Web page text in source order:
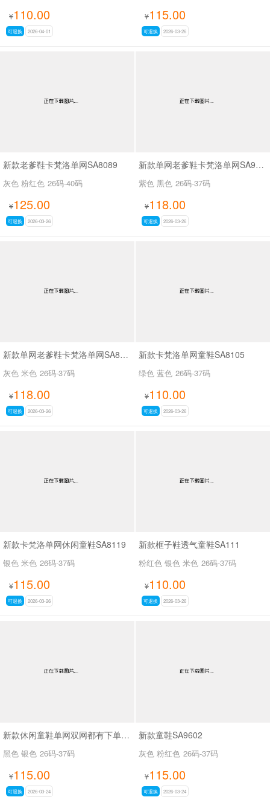
¥110.00
可退换 2026-04-01
¥115.00
可退换 2026-03-26
新款老爹鞋卡梵洛单网SA8089
灰色 粉红色 26码-40码
¥125.00
可退换 2026-03-26
新款单网老爹鞋卡梵洛单网SA9029
紫色 黑色 26码-37码
¥118.00
可退换 2026-03-26
新款单网老爹鞋卡梵洛单网SA8117
灰色 米色 26码-37码
¥118.00
可退换 2026-03-26
新款卡梵洛单网童鞋SA8105
绿色 蓝色 26码-37码
¥110.00
可退换 2026-03-26
新款卡梵洛单网休闲童鞋SA8119
银色 米色 26码-37码
¥115.00
可退换 2026-03-26
新款框子鞋透气童鞋SA111
粉红色 银色 米色 26码-37码
¥110.00
可退换 2026-03-26
新款休闲童鞋单网双网都有下单备注SA9601 -3
黑色 银色 26码-37码
¥115.00
可退换 2026-03-24
新款童鞋SA9602
灰色 粉红色 26码-37码
¥115.00
可退换 2026-03-24